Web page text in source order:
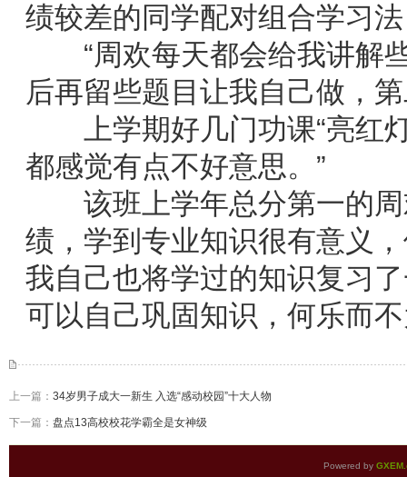
绩较差的同学配对组合学习
“周欢每天都会给我讲解
后再留些题目让我自己做，
上学期好几门功课“亮红灯
都感觉有点不好意思。”
该班上学年总分第一的周
绩，学到专业知识很有意义
我自己也将学过的知识复习
可以自己巩固知识，何乐而
上一篇： 34岁男子成大一新生 入选“感动校园”十大人物
下一篇： 盘点13高校校花学霸全是女神级
Powered by